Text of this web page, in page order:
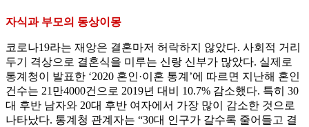
자식과 부모의 동상이몽
코로나19라는 재앙은 결혼마저 허락하지 않았다. 사회적 거리
두기 격상으로 결혼식을 미루는 신랑 신부가 많았다. 실제로
통계청이 발표한 ‘2020 혼인·이혼 통계’에 따르면 지난해 혼인
건수는 21만4000건으로 2019년 대비 10.7% 감소했다. 특히 30
대 후반 남자와 20대 후반 여자에서 가장 많이 감소한 것으로
나타났다. 통계청 관계자는 “30대 인구가 갈수록 줄어들고 결